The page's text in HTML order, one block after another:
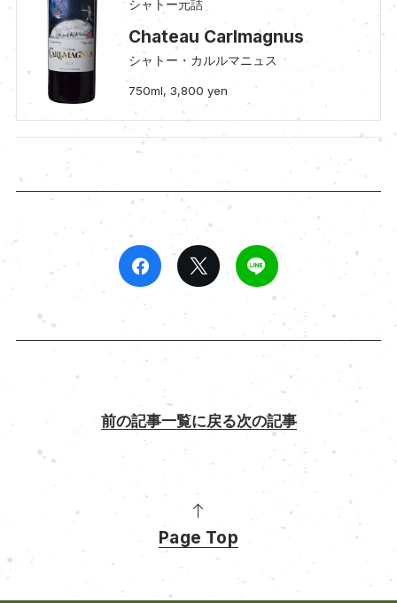
シャトー元詰
Chateau Carlmagnus
シャトー・カルルマニュス
750ml, 3,800 yen
前の記事一覧に戻る次の記事
Page Top